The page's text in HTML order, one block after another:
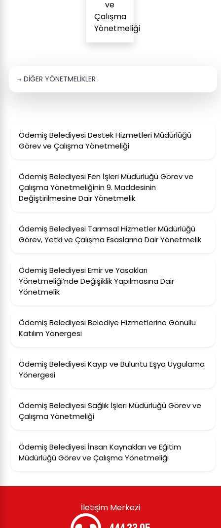
ve
Çalışma
Yönetmeliği
DİĞER YÖNETMELİKLER
Ödemiş Belediyesi Destek Hizmetleri Müdürlüğü
Görev ve Çalışma Yönetmeliği
Ödemiş Belediyesi Fen İşleri Müdürlüğü Görev ve
Çalışma Yönetmeliğinin 9. Maddesinin
Değiştirilmesine Dair Yönetmelik
Ödemiş Belediyesi Tarımsal Hizmetler Müdürlüğü
Görev, Yetki ve Çalışma Esaslarına Dair Yönetmelik
Ödemiş Belediyesi Emir ve Yasakları
Yönetmeliği’nde Değişiklik Yapılmasına Dair
Yönetmelik
Ödemiş Belediyesi Belediye Hizmetlerine Gönüllü
Katılım Yönergesi
Ödemiş Belediyesi Kayıp ve Buluntu Eşya Uygulama
Yönergesi
Ödemiş Belediyesi Sağlık İşleri Müdürlüğü Görev ve
Çalışma Yönetmeliği
Ödemiş Belediyesi İnsan Kaynakları ve Eğitim
Müdürlüğü Görev ve Çalışma Yönetmeliği
İletişim Merkezi